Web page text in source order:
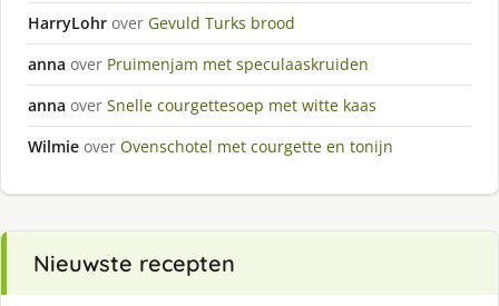
HarryLohr over Gevuld Turks brood
anna over Pruimenjam met speculaaskruiden
anna over Snelle courgettesoep met witte kaas
Wilmie over Ovenschotel met courgette en tonijn
Nieuwste recepten